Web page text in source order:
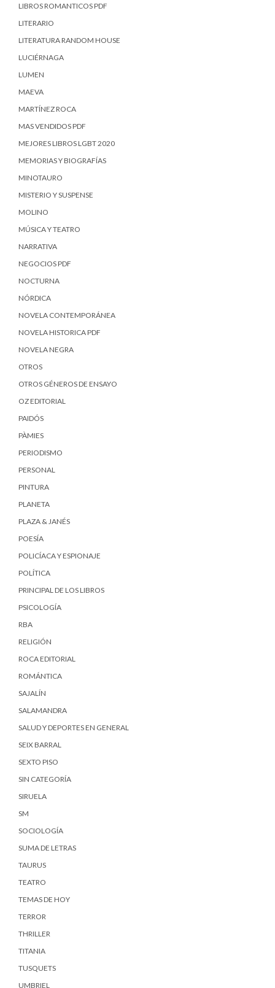
LIBROS ROMANTICOS PDF
LITERARIO
LITERATURA RANDOM HOUSE
LUCIÉRNAGA
LUMEN
MAEVA
MARTÍNEZ ROCA
MAS VENDIDOS PDF
MEJORES LIBROS LGBT 2020
MEMORIAS Y BIOGRAFÍAS
MINOTAURO
MISTERIO Y SUSPENSE
MOLINO
MÚSICA Y TEATRO
NARRATIVA
NEGOCIOS PDF
NOCTURNA
NÓRDICA
NOVELA CONTEMPORÁNEA
NOVELA HISTORICA PDF
NOVELA NEGRA
OTROS
OTROS GÉNEROS DE ENSAYO
OZ EDITORIAL
PAIDÓS
PÀMIES
PERIODISMO
PERSONAL
PINTURA
PLANETA
PLAZA & JANÉS
POESÍA
POLICÍACA Y ESPIONAJE
POLÍTICA
PRINCIPAL DE LOS LIBROS
PSICOLOGÍA
RBA
RELIGIÓN
ROCA EDITORIAL
ROMÁNTICA
SAJALÍN
SALAMANDRA
SALUD Y DEPORTES EN GENERAL
SEIX BARRAL
SEXTO PISO
SIN CATEGORÍA
SIRUELA
SM
SOCIOLOGÍA
SUMA DE LETRAS
TAURUS
TEATRO
TEMAS DE HOY
TERROR
THRILLER
TITANIA
TUSQUETS
UMBRIEL